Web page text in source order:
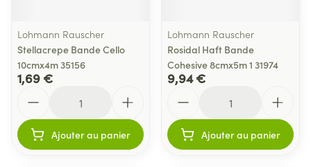
Lohmann Rauscher
Stellacrepe Bande Cello
10cmx4m 35156
1,69 €
Ajouter au panier
Lohmann Rauscher
Rosidal Haft Bande
Cohesive 8cmx5m 1 31974
9,94 €
Ajouter au panier